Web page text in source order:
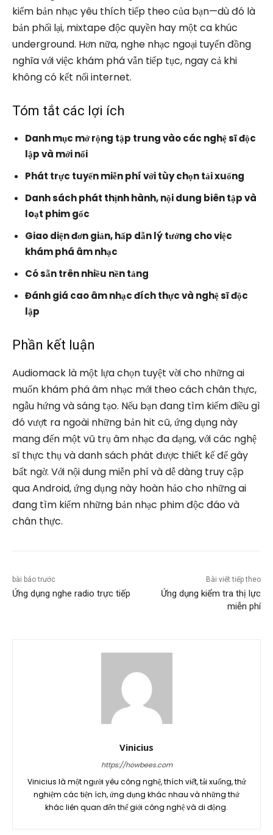
kiếm bản nhạc yêu thích tiếp theo của bạn—dù đó là
bản phối lại, mixtape độc quyền hay một ca khúc
underground. Hơn nữa, nghe nhạc ngoại tuyến đồng
nghĩa với việc khám phá vẫn tiếp tục, ngay cả khi
không có kết nối internet.
Tóm tắt các lợi ích
Danh mục mở rộng tập trung vào các nghệ sĩ độc
lập và mới nổi
Phát trực tuyến miễn phí với tùy chọn tải xuống
Danh sách phát thịnh hành, nội dung biên tập và
loạt phim gốc
Giao diện đơn giản, hấp dẫn lý tưởng cho việc
khám phá âm nhạc
Có sẵn trên nhiều nền tảng
Đánh giá cao âm nhạc đích thực và nghệ sĩ độc
lập
Phần kết luận
Audiomack là một lựa chọn tuyệt vời cho những ai
muốn khám phá âm nhạc mới theo cách chân thực,
ngẫu hứng và sáng tạo. Nếu bạn đang tìm kiếm điều gì
đó vượt ra ngoài những bản hit cũ, ứng dụng này
mang đến một vũ trụ âm nhạc đa dạng, với các nghệ
sĩ thực thụ và danh sách phát được thiết kế để gây
bất ngờ. Với nội dung miễn phí và dễ dàng truy cập
qua Android, ứng dụng này hoàn hảo cho những ai
đang tìm kiếm những bản nhạc phim độc đáo và
chân thực.
bài báo trước
Ứng dụng nghe radio trực tiếp
Bài viết tiếp theo
Ứng dụng kiểm tra thị lực
miễn phí
Vinicius
https://howbees.com
Vinicius là một người yêu công nghệ, thích viết, tải xuống, thử
nghiệm các tiện ích, ứng dụng khác nhau và những thứ
khác liên quan đến thế giới công nghệ và di động.